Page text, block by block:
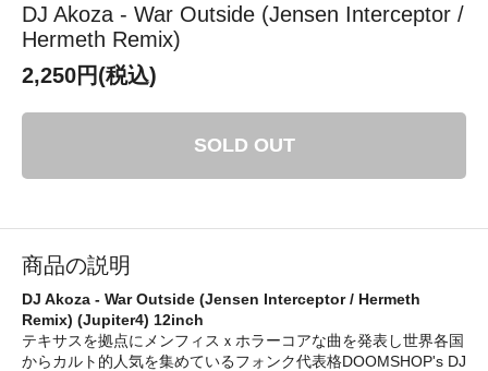
DJ Akoza - War Outside (Jensen Interceptor /
Hermeth Remix)
2,250円(税込)
SOLD OUT
商品の説明
DJ Akoza - War Outside (Jensen Interceptor / Hermeth
Remix) (Jupiter4) 12inch
テキサスを拠点にメンフィスｘホラーコアな曲を発表し世界各国
からカルト的人気を集めているフォンク代表格DOOMSHOP's DJ